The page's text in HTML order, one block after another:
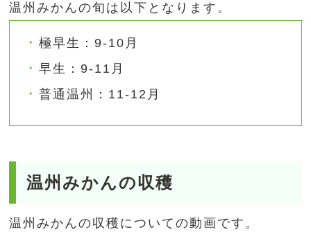
温州みかんの旬は以下となります。
極早生：9-10月
早生：9-11月
普通温州：11-12月
温州みかんの収穫
温州みかんの収穫についての動画です。